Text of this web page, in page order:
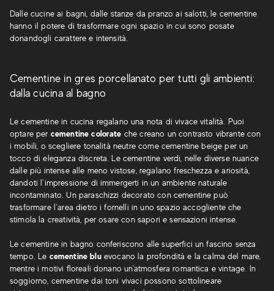
Dalle cucine ai bagni, dalle stanze da pranzo ai salotti, le cementine
hanno il potere di trasformare ogni spazio in cui sono posate
donandogli carattere e intensità.
Cementine in gres porcellanato per tutti gli ambienti:
dalla cucina al bagno
Le cementine in cucina regalano una nota di vivace vitalità. Puoi
optare per cementine colorate che creano un contrasto vibrante con
i mobili, o scegliere tonalità neutre come cementine beige per un
tocco di eleganza discreta. Le cementine verdi, nelle diverse nuance
dalle più intense alle meno vistose, regalano freschezza e ariosità,
dandoti l’impressione di immergerti in un ambiente naturale
incontaminato. Un paraschizzi decorato con cementine può
trasformare l’area dietro i fornelli in uno spazio accogliente che
stimola la creatività, per osare con sapori e sensazioni intense.
Le cementine in bagno conferiscono alle superfici un fascino senza
tempo. Le cementine bluevocano la profondità e la calma del mare,
mentre i motivi floreali donano un'atmosfera romantica e vintage. In
soggiorno, cementine dai toni vivaci possono sottolineare